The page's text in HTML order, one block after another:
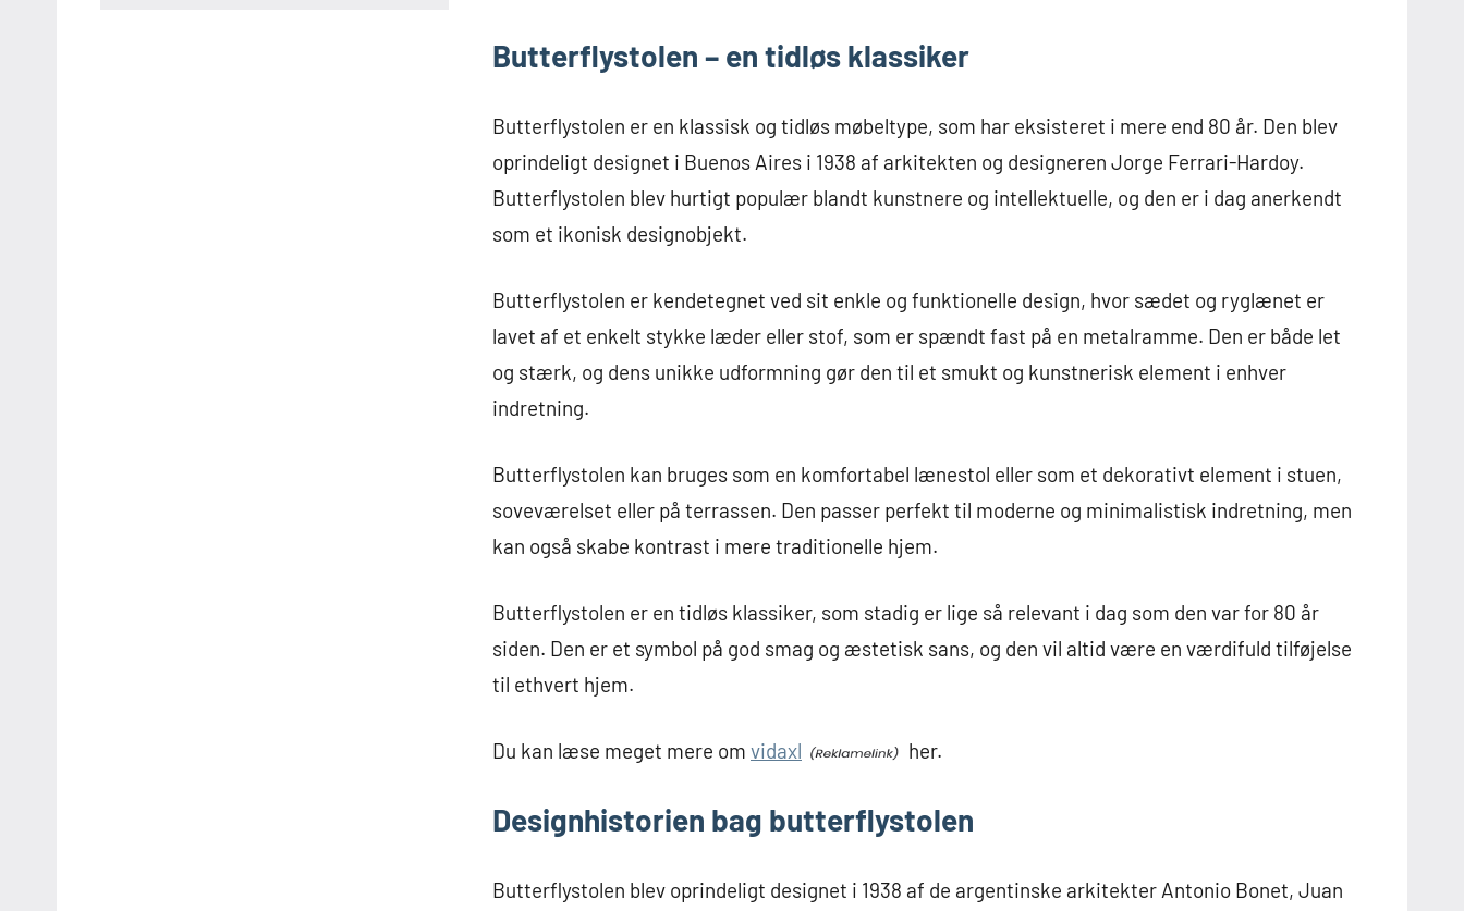
Butterflystolen – en tidløs klassiker
Butterflystolen er en klassisk og tidløs møbeltype, som har eksisteret i mere end 80 år. Den blev
oprindeligt designet i Buenos Aires i 1938 af arkitekten og designeren Jorge Ferrari-Hardoy.
Butterflystolen blev hurtigt populær blandt kunstnere og intellektuelle, og den er i dag anerkendt
som et ikonisk designobjekt.
Butterflystolen er kendetegnet ved sit enkle og funktionelle design, hvor sædet og ryglænet er
lavet af et enkelt stykke læder eller stof, som er spændt fast på en metalramme. Den er både let
og stærk, og dens unikke udformning gør den til et smukt og kunstnerisk element i enhver
indretning.
Butterflystolen kan bruges som en komfortabel lænestol eller som et dekorativt element i stuen,
soveværelset eller på terrassen. Den passer perfekt til moderne og minimalistisk indretning, men
kan også skabe kontrast i mere traditionelle hjem.
Butterflystolen er en tidløs klassiker, som stadig er lige så relevant i dag som den var for 80 år
siden. Den er et symbol på god smag og æstetisk sans, og den vil altid være en værdifuld tilføjelse
til ethvert hjem.
Du kan læse meget mere om vidaxl her.
Designhistorien bag butterflystolen
Butterflystolen blev oprindeligt designet i 1938 af de argentinske arkitekter Antonio Bonet, Juan